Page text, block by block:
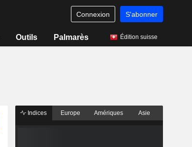
Connexion S'abonner
Outils Palmarès Édition suisse
Indices Europe Amériques Asie